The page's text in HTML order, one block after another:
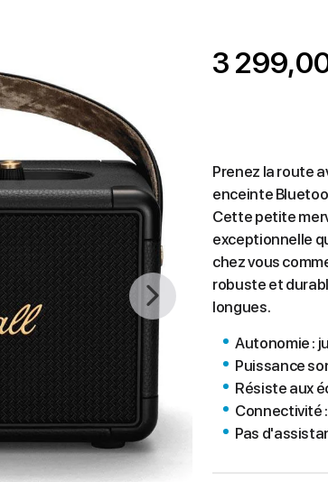
3
Prenez la route
enceinte
Cette petite
exceptionnelle
chez vous
robuste et
longues.
Autonomie :
Puissance
Résiste aux
Connectivité
Pas